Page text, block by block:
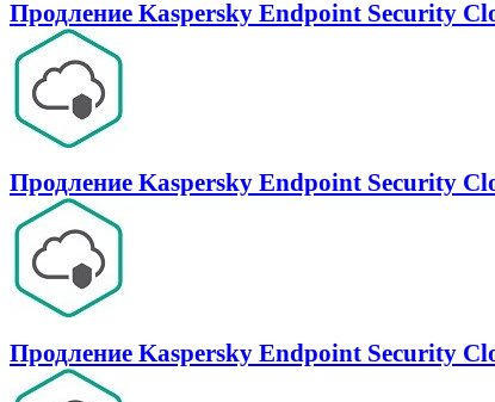
Продление Kaspersky Endpoint Security
Продление Kaspersky Endpoint Security
Продление Kaspersky Endpoint Security